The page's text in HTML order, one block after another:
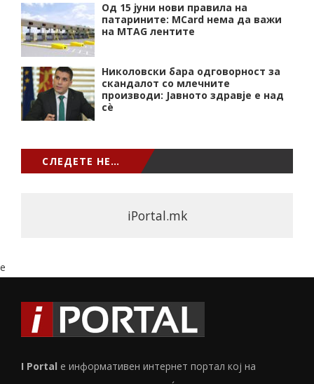
Од 15 јуни нови правила на
патарините: MCard нема да важи
на MTAG лентите
Николовски бара одговорност за
скандалот со млечните
производи: Јавното здравје е над
сѐ
СЛЕДЕТЕ НЕ…
iPortal.mk
e
I Portal е информативен интернет портал кој на